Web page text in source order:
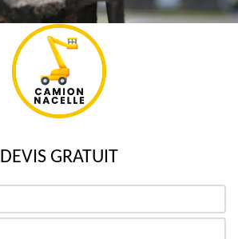
DEVIS GRATUIT